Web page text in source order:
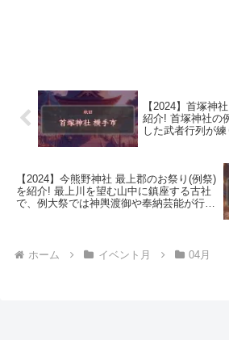
【2024】首塚神
紹介! 首塚神社の
した武者行列が練
【2024】今熊野神社 最上郡のお祭り(例祭)
を紹介! 最上川を望む山中に鎮座する古社
で、例大祭では神輿渡御や奉納芸能が行わ
ホーム イベント月 04月